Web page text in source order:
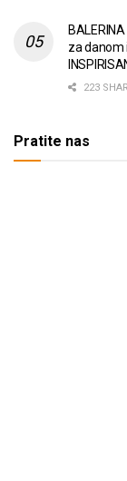
za danom
223
Pratite nas